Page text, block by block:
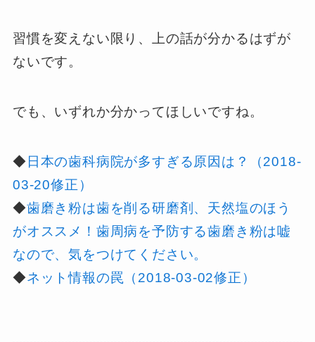
習慣を変えない限り、上の話が分かるはずが
ないです。
でも、いずれか分かってほしいですね。
◆日本の歯科病院が多すぎる原因は？（2018-
03-20修正）
◆歯磨き粉は歯を削る研磨剤、天然塩のほう
がオススメ！歯周病を予防する歯磨き粉は嘘
なので、気をつけてください。
◆ネット情報の罠（2018-03-02修正）